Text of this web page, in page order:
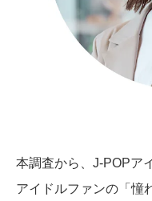
本調査から、J-POPア
アイドルファンの「憧